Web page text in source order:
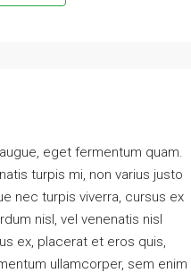
eget fermentum quam.
turpis mi, non varius justo
nec turpis viverra, cursus ex
nisl, vel venenatis nisl
ex, placerat et eros quis,
ullamcorper, sem enim